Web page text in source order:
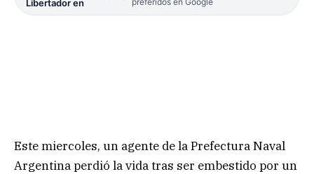
Libertador en
Este miercoles, un agente de la Prefectura Naval
Argentina perdió la vida tras ser embestido por un